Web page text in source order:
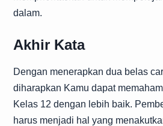
dalam.
Akhir Kata
Dengan menerapkan dua belas
diharapkan Kamu dapat
Kelas 12 dengan lebih baik.
harus menjadi hal yang